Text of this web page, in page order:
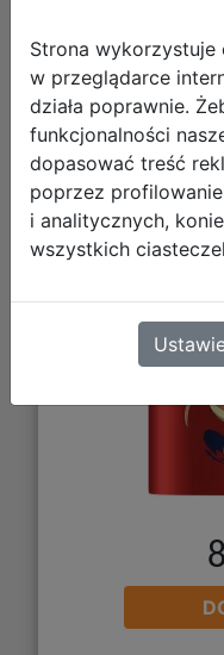
Ultra Pro:
Binder -
Strona wykorzystuje
w przeglądarce
działa poprawnie.
funkcjonalności
dopasować treść
poprzez
i analitycznych,
wszystkich